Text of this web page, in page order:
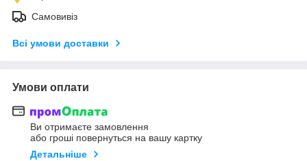
Самовивіз
Всі умови доставки
Умови оплати
Ви отримаєте замовлення
або гроші повернуться на вашу картку
Детальніше